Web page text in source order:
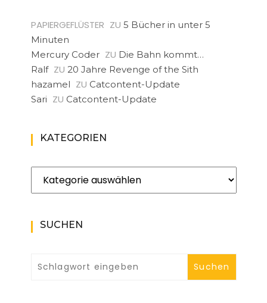
PAPIERGEFLÜSTER ZU 5 Bücher in unter 5
Minuten
Mercury Coder ZU Die Bahn kommt…
Ralf ZU 20 Jahre Revenge of the Sith
hazamel ZU Catcontent-Update
Sari ZU Catcontent-Update
KATEGORIEN
Kategorien
SUCHEN